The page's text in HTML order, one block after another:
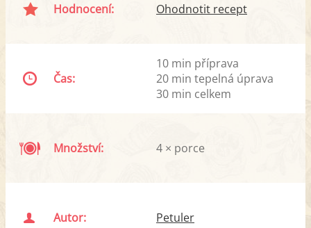
Hodnocení: Ohodnotit recept
Čas:
10 min příprava
20 min tepelná úprava
30 min celkem
Množství: 4 × porce
Autor: Petuler